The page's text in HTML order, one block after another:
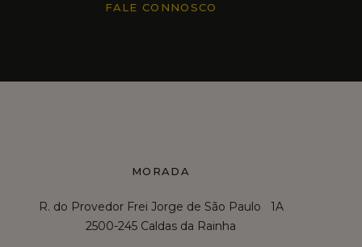
FALE CONNOSCO
MORADA
R. do Provedor Frei Jorge de São Paulo 1A
2500-245 Caldas da Rainha